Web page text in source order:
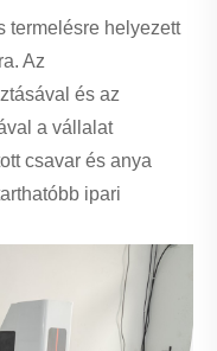
termelésre helyezett
Az
és az
a vállalat
csavar és anya
ipari